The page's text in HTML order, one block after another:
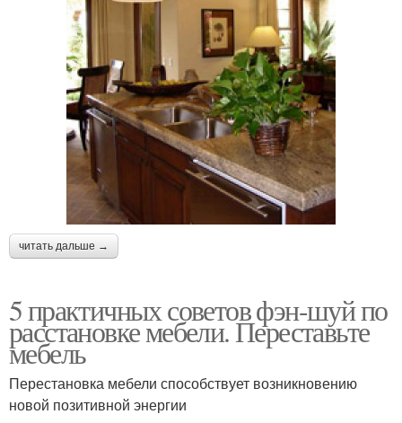
читать дальше →
5 практичных советов фэн-шуй по
расстановке мебели. Переставьте
мебель
Перестановка мебели способствует возникновению
новой позитивной энергии